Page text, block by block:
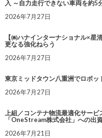
入 ～自力走行できない車両を約5
2026年7月27日
【㈱ハナインターナショナル×星
更なる強化ねらう
2026年7月27日
東京ミッドタウン八重洲でロボ
2026年7月27日
上組／コンテナ物流最適化サー
「OneStream株式会社」への出
2026年7月21日